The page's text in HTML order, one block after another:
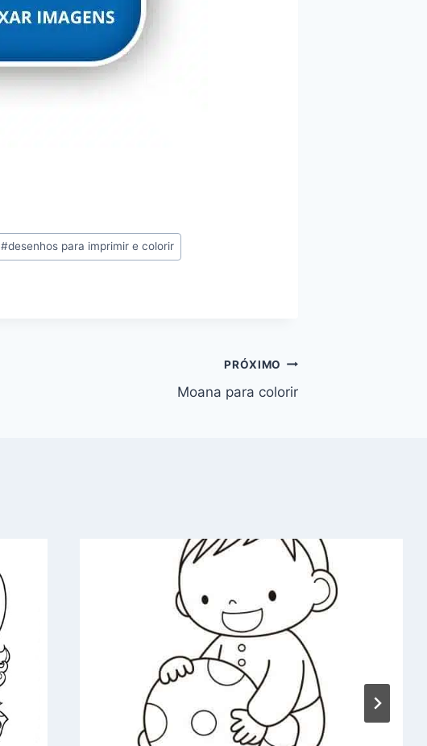
#desenhos para imprimir e colorir
PRÓXIMO
Moana para colorir